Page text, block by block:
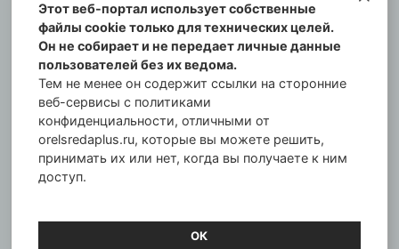
© Информационный городской портал
Орловская cреда-плюс, 2021-2026
Свидетельство о регистрации СМИ: ПИ №57-
00254 от 29 октября 2013 г.
Газета зарегистрирована Управлением
Федеральной службы по надзору в сфере связи,
информационных технологий и массовых
коммуникаций по Орловской области.
Главный редактор: Татьяна Филёва
Этот веб-портал использует собственные
файлы cookie только для технических целей.
Он не собирает и не передает личные данные
пользователей без их ведома.
Тем не менее он содержит ссылки на сторонние
веб-сервисы с политиками
конфиденциальности, отличными от
orelsredaplus.ru, которые вы можете решить,
принимать их или нет, когда вы получаете к ним
доступ.
ОК